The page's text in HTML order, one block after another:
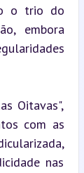
o trio do
embora
Oitavas",
com as
nas